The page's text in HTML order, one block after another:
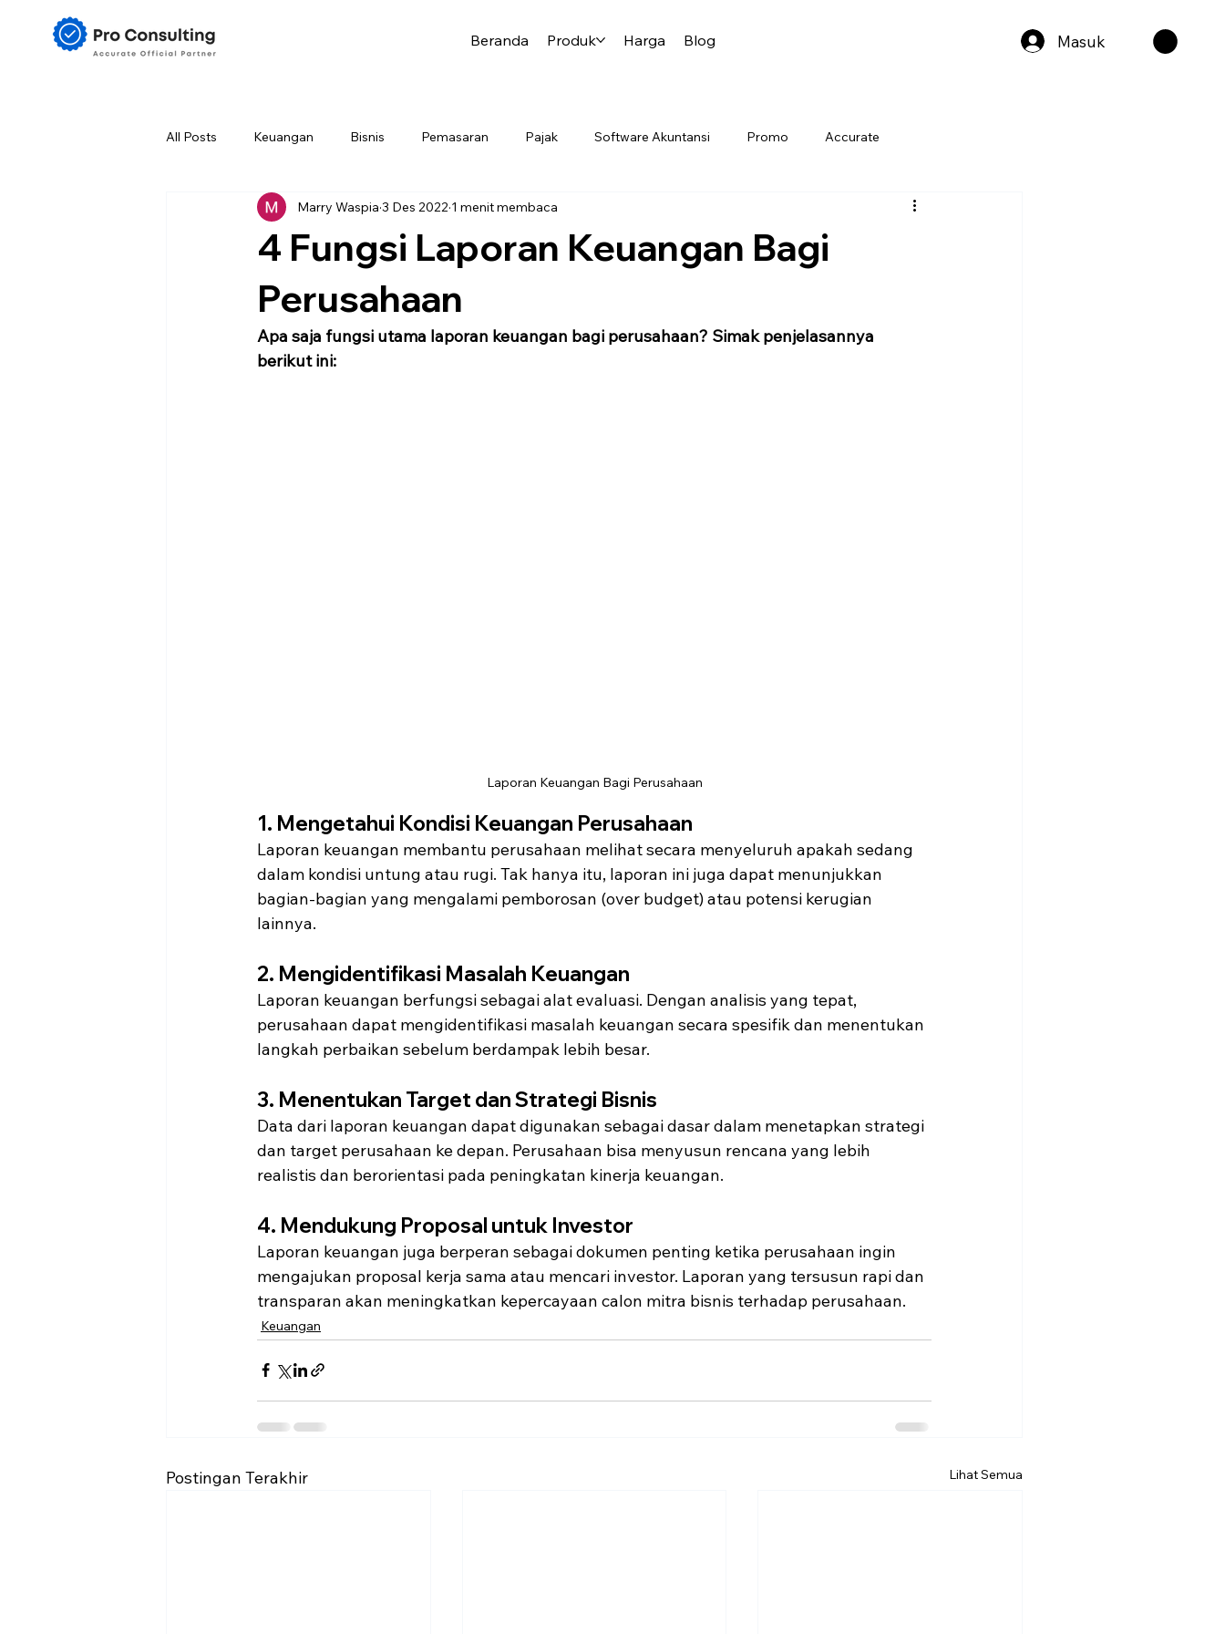
Beranda Produk Harga Blog Masuk
All Posts Keuangan Bisnis Pemasaran Pajak Software Akuntansi Promo Accurate
4 Fungsi Laporan Keuangan Bagi
Perusahaan
Marry Waspia 3 Des 2022 1 menit membaca
Apa saja fungsi utama laporan keuangan bagi perusahaan? Simak penjelasannya
berikut ini:
Laporan Keuangan Bagi Perusahaan
1. Mengetahui Kondisi Keuangan Perusahaan
Laporan keuangan membantu perusahaan melihat secara menyeluruh apakah sedang
dalam kondisi untung atau rugi. Tak hanya itu, laporan ini juga dapat menunjukkan
bagian-bagian yang mengalami pemborosan (over budget) atau potensi kerugian
lainnya.
2. Mengidentifikasi Masalah Keuangan
Laporan keuangan berfungsi sebagai alat evaluasi. Dengan analisis yang tepat,
perusahaan dapat mengidentifikasi masalah keuangan secara spesifik dan menentukan
langkah perbaikan sebelum berdampak lebih besar.
3. Menentukan Target dan Strategi Bisnis
Data dari laporan keuangan dapat digunakan sebagai dasar dalam menetapkan strategi
dan target perusahaan ke depan. Perusahaan bisa menyusun rencana yang lebih
realistis dan berorientasi pada peningkatan kinerja keuangan.
4. Mendukung Proposal untuk Investor
Laporan keuangan juga berperan sebagai dokumen penting ketika perusahaan ingin
mengajukan proposal kerja sama atau mencari investor. Laporan yang tersusun rapi dan
transparan akan meningkatkan kepercayaan calon mitra bisnis terhadap perusahaan.
Keuangan
Postingan Terakhir Lihat Semua